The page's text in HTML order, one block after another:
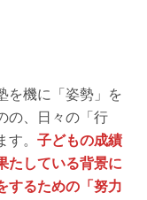
を機に「姿勢」を
の、日々の「行
。 子どもの成績
たしている背景に
するための「努力